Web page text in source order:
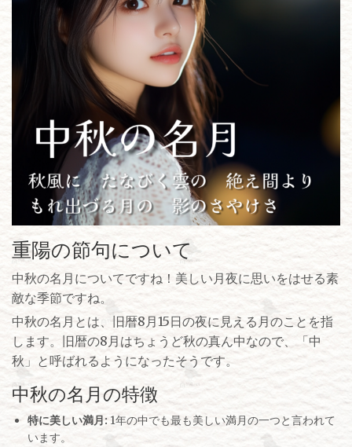
重陽の節句について
中秋の名月についてですね！美しい月夜に思いをはせる素
敵な季節ですね。
中秋の名月とは、旧暦8月15日の夜に見える月のことを指
します。旧暦の8月はちょうど秋の真ん中なので、「中
秋」と呼ばれるようになったそうです。
中秋の名月の特徴
特に美しい満月: 1年の中でも最も美しい満月の一つと言われて
います。